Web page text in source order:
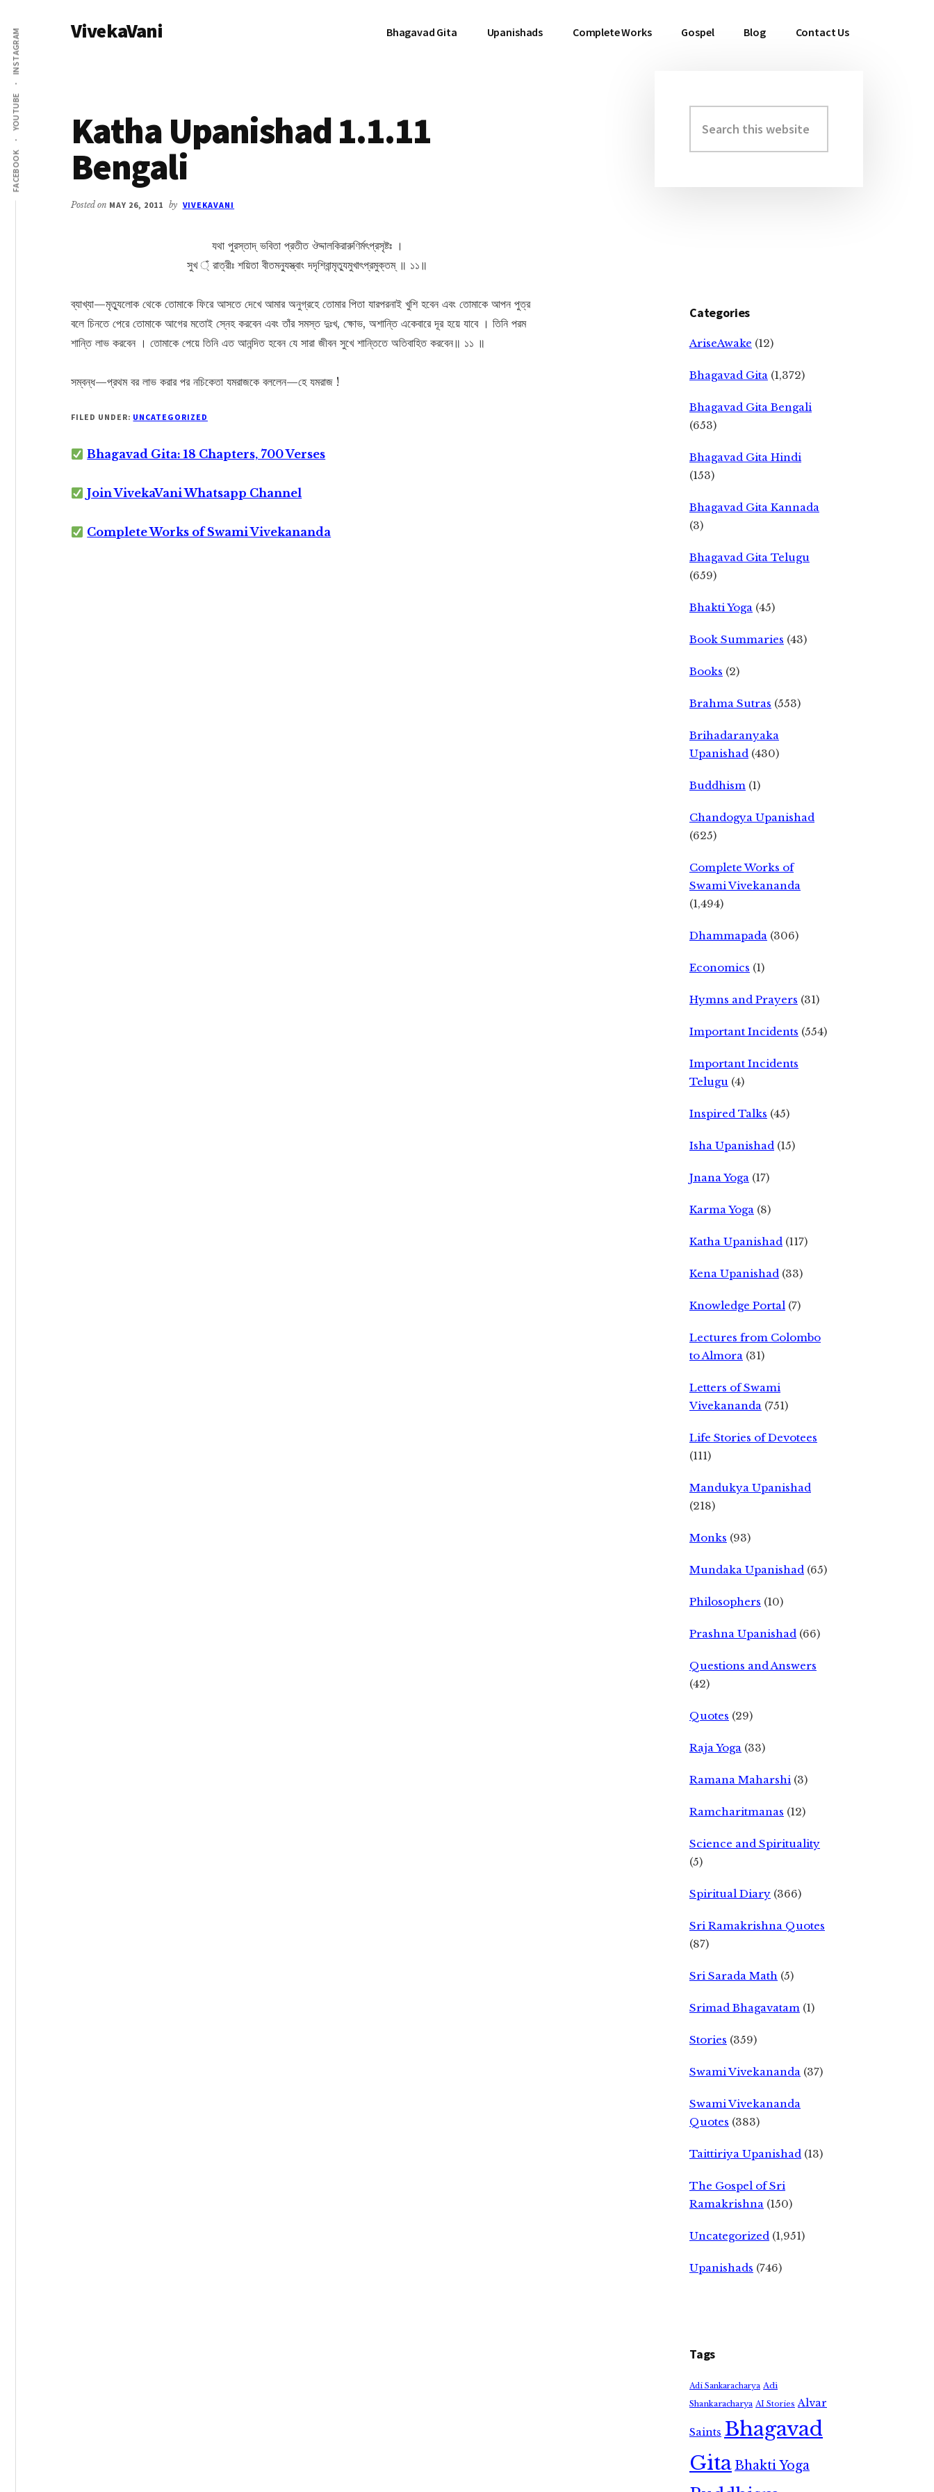
main
content
primary
sidebar
Additional
menu
FACEBOOK
YOUTUBE
INSTAGRAM VivekaVani Bhagavad Gita Upanishads Complete Works Gospel Blog Contact Us
Katha Upanishad 1.1.11
Bengali
Posted on MAY 26, 2011 by VIVEKAVANI
যথা পুরস্তাদ্ ভবিতা প্রতীত ঔদ্দালকিরারুণির্মৎপ্রসৃষ্টঃ ।
সুখ ্ঁ রাত্রীঃ শয়িতা বীতমনু্যস্ত্বাং দদৃশিবান্মৃত্যুমুখাৎপ্রমুক্তম্ ॥ ১১॥
ব্যাখ্যা—মৃত্যুলোক থেকে তোমাকে ফিরে আসতে দেখে আমার অনুগ্রহে তোমার পিতা যারপরনাই খুশি হবেন এবং তোমাকে আপন পুত্র
বলে চিনতে পেরে তোমাকে আগের মতোই স্নেহ করবেন এবং তাঁর সমস্ত দুঃখ, ক্ষোভ, অশান্তি একেবারে দূর হয়ে যাবে । তিনি পরম
শান্তি লাভ করবেন । তোমাকে পেয়ে তিনি এত আনন্দিত হবেন যে সারা জীবন সুখে শান্তিতে অতিবাহিত করবেন॥ ১১ ॥
সম্বন্ধ—প্রথম বর লাভ করার পর নচিকেতা যমরাজকে বললেন—হে যমরাজ !
FILED UNDER: UNCATEGORIZED
Bhagavad Gita: 18 Chapters, 700 Verses
Join VivekaVani Whatsapp Channel
Complete Works of Swami Vivekananda
Primary
Sidebar
this
website
Categories
AriseAwake (12)
Bhagavad Gita (1,372)
Bhagavad Gita Bengali
(653)
Bhagavad Gita Hindi
(153)
Bhagavad Gita Kannada
(3)
Bhagavad Gita Telugu
(659)
Bhakti Yoga (45)
Book Summaries (43)
Books (2)
Brahma Sutras (553)
Brihadaranyaka
Upanishad (430)
Buddhism (1)
Chandogya Upanishad
(625)
Complete Works of
Swami Vivekananda
(1,494)
Dhammapada (306)
Economics (1)
Hymns and Prayers (31)
Important Incidents (554)
Important Incidents
Telugu (4)
Inspired Talks (45)
Isha Upanishad (15)
Jnana Yoga (17)
Karma Yoga (8)
Katha Upanishad (117)
Kena Upanishad (33)
Knowledge Portal (7)
Lectures from Colombo
to Almora (31)
Letters of Swami
Vivekananda (751)
Life Stories of Devotees
(111)
Mandukya Upanishad
(218)
Monks (93)
Mundaka Upanishad (65)
Philosophers (10)
Prashna Upanishad (66)
Questions and Answers
(42)
Quotes (29)
Raja Yoga (33)
Ramana Maharshi (3)
Ramcharitmanas (12)
Science and Spirituality
(5)
Spiritual Diary (366)
Sri Ramakrishna Quotes
(87)
Sri Sarada Math (5)
Srimad Bhagavatam (1)
Stories (359)
Swami Vivekananda (37)
Swami Vivekananda
Quotes (383)
Taittiriya Upanishad (13)
The Gospel of Sri
Ramakrishna (150)
Uncategorized (1,951)
Upanishads (746)
Tags
Adi Sankaracharya Adi
Shankaracharya AI Stories Alvar
Saints Bhagavad
GitaBhakti Yoga